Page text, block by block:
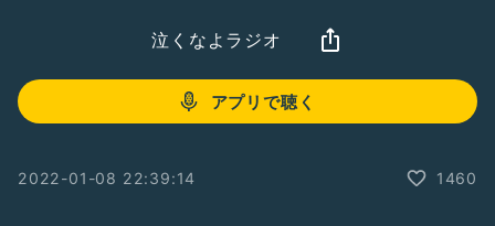
泣くなよラジオ
アプリで聴く
2022-01-08 22:39:14 1460